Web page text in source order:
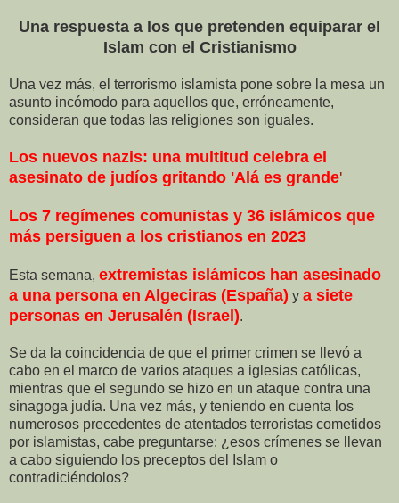
Una respuesta a los que pretenden equiparar el
Islam con el Cristianismo
Una vez más, el terrorismo islamista pone sobre la mesa un
asunto incómodo para aquellos que, erróneamente,
consideran que todas las religiones son iguales.
Los nuevos nazis: una multitud celebra el
asesinato de judíos gritando 'Alá es grande'
Los 7 regímenes comunistas y 36 islámicos que
más persiguen a los cristianos en 2023
Esta semana, extremistas islámicos han asesinado
a una persona en Algeciras (España) y a siete
personas en Jerusalén (Israel).
Se da la coincidencia de que el primer crimen se llevó a
cabo en el marco de varios ataques a iglesias católicas,
mientras que el segundo se hizo en un ataque contra una
sinagoga judía. Una vez más, y teniendo en cuenta los
numerosos precedentes de atentados terroristas cometidos
por islamistas, cabe preguntarse: ¿esos crímenes se llevan
a cabo siguiendo los preceptos del Islam o
contradiciéndolos?